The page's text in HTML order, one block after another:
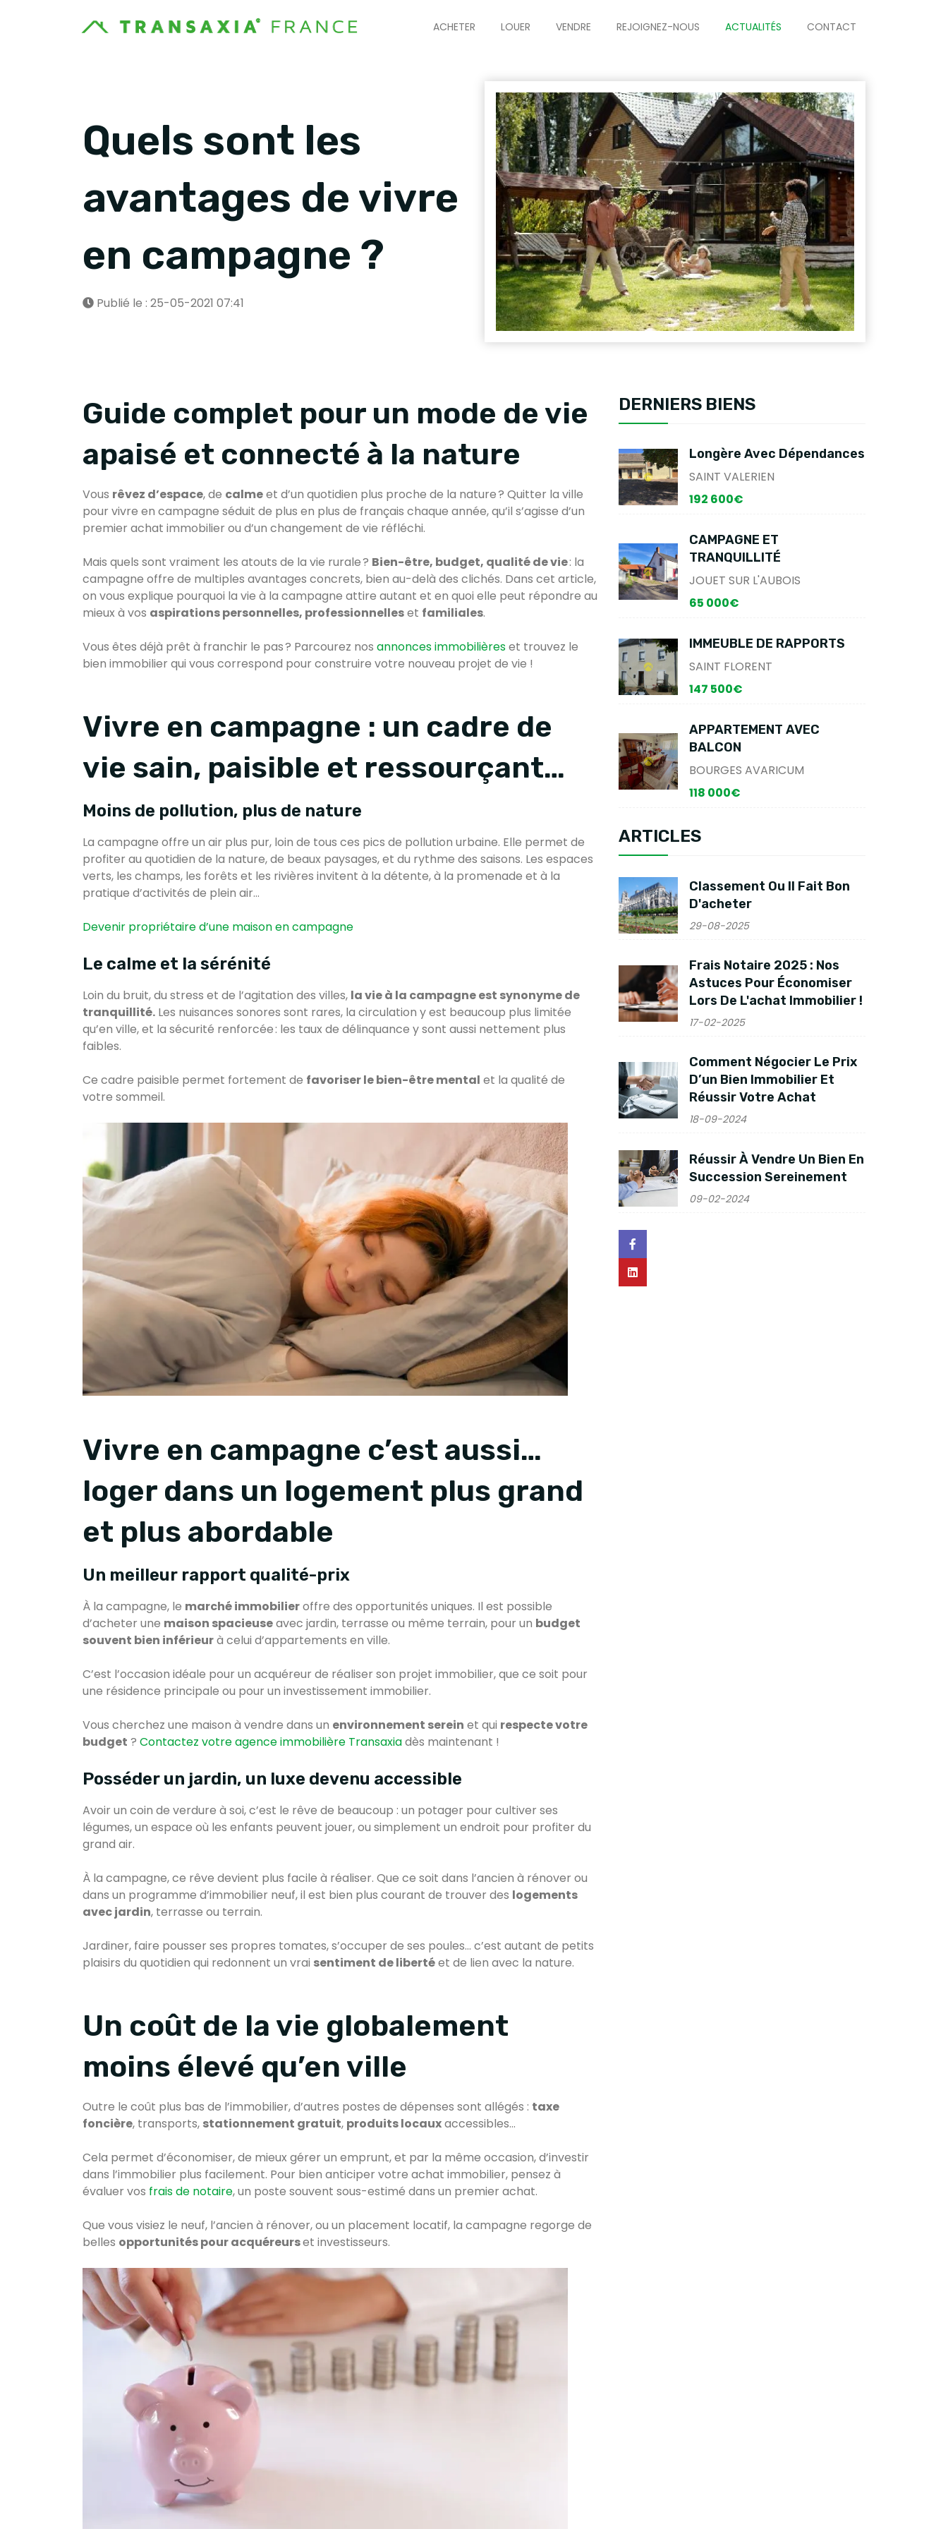
ACHETER LOUER VENDRE REJOIGNEZ-NOUS ACTUALITÉS CONTACT
Quels sont les
avantages de vivre
en campagne ?
Publié le : 25-05-2021 07:41
Guide complet pour un mode de vie
apaisé et connecté à la nature
Vous rêvez d’espace, de calmeet d’un quotidien plus proche de la nature ? Quitter la ville
pour vivre en campagne séduit de plus en plus de français chaque année, qu’il s’agisse d’un
premier achat immobilier ou d’un changement de vie réfléchi.
Mais quels sont vraiment les atouts de la vie rurale ? Bien-être, budget, qualité de vie: la
campagne offre de multiples avantages concrets, bien au-delà des clichés. Dans cet article,
on vous explique pourquoi la vie à la campagne attire autant et en quoi elle peut répondre au
mieux à vos aspirations personnelles, professionnelleset familiales.
Vous êtes déjà prêt à franchir le pas ? Parcourez nos annonces immobilièreset trouvez le
bien immobilier qui vous correspond pour construire votre nouveau projet de vie !
Vivre en campagne : un cadre de
vie sain, paisible et ressourçant…
Moins de pollution, plus de nature
La campagne offre un air plus pur, loin de tous ces pics de pollution urbaine. Elle permet de
profiter au quotidien de la nature, de beaux paysages, et du rythme des saisons. Les espaces
verts, les champs, les forêts et les rivières invitent à la détente, à la promenade et à la
pratique d’activités de plein air…
Devenir propriétaire d’une maison en campagne
Le calme et la sérénité
Loin du bruit, du stress et de l’agitation des villes, la vie à la campagne est synonyme de
tranquillité. Les nuisances sonores sont rares, la circulation y est beaucoup plus limitée
qu’en ville, et la sécurité renforcée : les taux de délinquance y sont aussi nettement plus
faibles.
Ce cadre paisible permet fortement de favoriser le bien-être mental et la qualité de
votre sommeil.
Vivre en campagne c’est aussi…
loger dans un logement plus grand
et plus abordable
Un meilleur rapport qualité-prix
À la campagne, le marché immobilieroffre des opportunités uniques. Il est possible
d’acheter une maison spacieuseavec jardin, terrasse ou même terrain, pour un budget
souvent bien inférieurà celui d’appartements en ville.
C’est l’occasion idéale pour un acquéreur de réaliser son projet immobilier, que ce soit pour
une résidence principale ou pour un investissement immobilier.
Vous cherchez une maison à vendre dans un environnement serein et qui respecte votre
budget ? Contactez votre agence immobilière Transaxiadès maintenant !
Posséder un jardin, un luxe devenu accessible
Avoir un coin de verdure à soi, c’est le rêve de beaucoup : un potager pour cultiver ses
légumes, un espace où les enfants peuvent jouer, ou simplement un endroit pour profiter du
grand air.
À la campagne, ce rêve devient plus facile à réaliser. Que ce soit dans l’ancien à rénover ou
dans un programme d’immobilier neuf, il est bien plus courant de trouver des logements
avec jardin, terrasse ou terrain.
Jardiner, faire pousser ses propres tomates, s’occuper de ses poules… c’est autant de petits
plaisirs du quotidien qui redonnent un vrai sentiment de libertéet de lien avec la nature.
Un coût de la vie globalement
moins élevé qu’en ville
Outre le coût plus bas de l’immobilier, d’autres postes de dépenses sont allégés : taxe
foncière, transports, stationnement gratuit, produits locauxaccessibles...
Cela permet d’économiser, de mieux gérer un emprunt, et par la même occasion, d’investir
dans l’immobilier plus facilement. Pour bien anticiper votre achat immobilier, pensez à
évaluer vos frais de notaire, un poste souvent sous-estimé dans un premier achat.
Que vous visiez le neuf, l’ancien à rénover, ou un placement locatif, la campagne regorge de
belles opportunités pour acquéreurset investisseurs.
DERNIERS BIENS
Longère Avec Dépendances
SAINT VALERIEN
192 600€
CAMPAGNE ET
TRANQUILLITÉ
JOUET SUR L'AUBOIS
65 000€
IMMEUBLE DE RAPPORTS
SAINT FLORENT
147 500€
APPARTEMENT AVEC
BALCON
BOURGES AVARICUM
118 000€
ARTICLES
Classement Ou Il Fait Bon
D'acheter
29-08-2025
Frais Notaire 2025 : Nos
Astuces Pour Économiser
Lors De L'achat Immobilier !
17-02-2025
Comment Négocier Le Prix
D’un Bien Immobilier Et
Réussir Votre Achat
18-09-2024
Réussir À Vendre Un Bien En
Succession Sereinement
09-02-2024